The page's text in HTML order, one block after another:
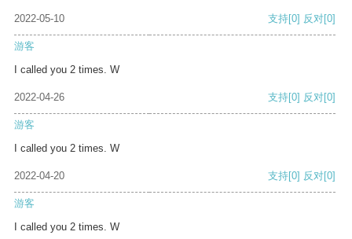
2022-05-10 支持[0] 反对[0]
游客
I called you 2 times. W
2022-04-26 支持[0] 反对[0]
游客
I called you 2 times. W
2022-04-20 支持[0] 反对[0]
游客
I called you 2 times. W